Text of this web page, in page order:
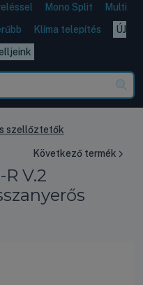
Mono Split
Multi
Klíma telepítés
ÚJ
szellőztetők
Következő termék
V.2